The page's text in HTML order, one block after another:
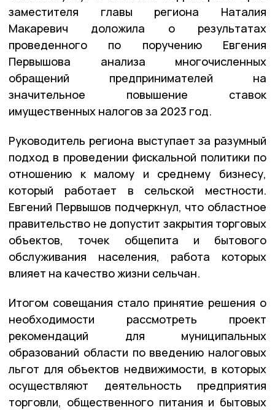
заместителя главы региона Наталия
Макаревич доложила о результатах
проведенного по поручению Евгения
Первышова анализа многочисленных
обращений предпринимателей на
значительное повышение ставок
имущественных налогов за 2023 год.
Руководитель региона выступает за разумный
подход в проведении фискальной политики по
отношению к малому и среднему бизнесу,
который работает в сельской местности.
Евгений Первышов подчеркнул, что областное
правительство не допустит закрытия торговых
объектов, точек общепита и бытового
обслуживания населения, работа которых
влияет на качество жизни сельчан.
Итогом совещания стало принятие решения о
необходимости рассмотреть проект
рекомендаций для муниципальных
образований области по введению налоговых
льгот для объектов недвижимости, в которых
осуществляют деятельность предприятия
торговли, общественного питания и бытовых